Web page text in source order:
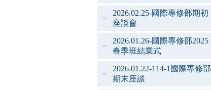
2026.02.25-國際專修部期初
座談會
2026.01.26-國際專修部2025
春季班結業式
2026.01.22-114-1國際專修部
期末座談